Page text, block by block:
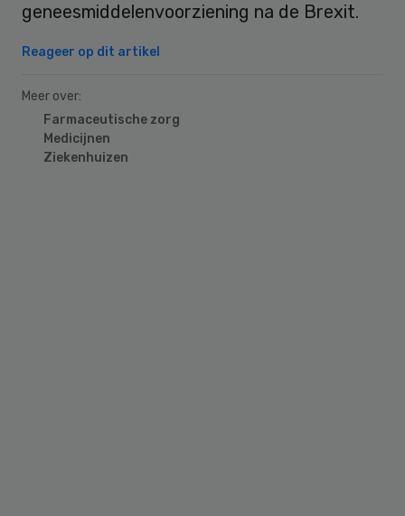
geneesmiddelenvoorziening na de Brexit.
Reageer op dit artikel
Meer over:
Farmaceutische zorg
Medicijnen
Ziekenhuizen